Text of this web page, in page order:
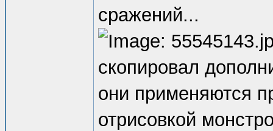
сражений...
скопировал
они применяются
отрисовкой